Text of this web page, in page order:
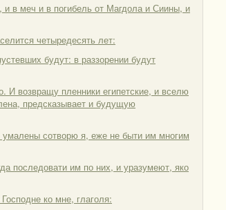
и в меч и в погибель от Магдола и Сиины, и
четыредесять лет:
будут: в раззорении будут
И возвращу пленники египетские, и вселю
предсказывает и будущую
умалены сотворю я, еже не быти им многим
последовати им по них, и уразумеют, яко
ко мне, глаголя: